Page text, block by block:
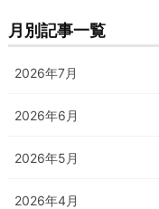
月別記事一覧
2026年7月
2026年6月
2026年5月
2026年4月